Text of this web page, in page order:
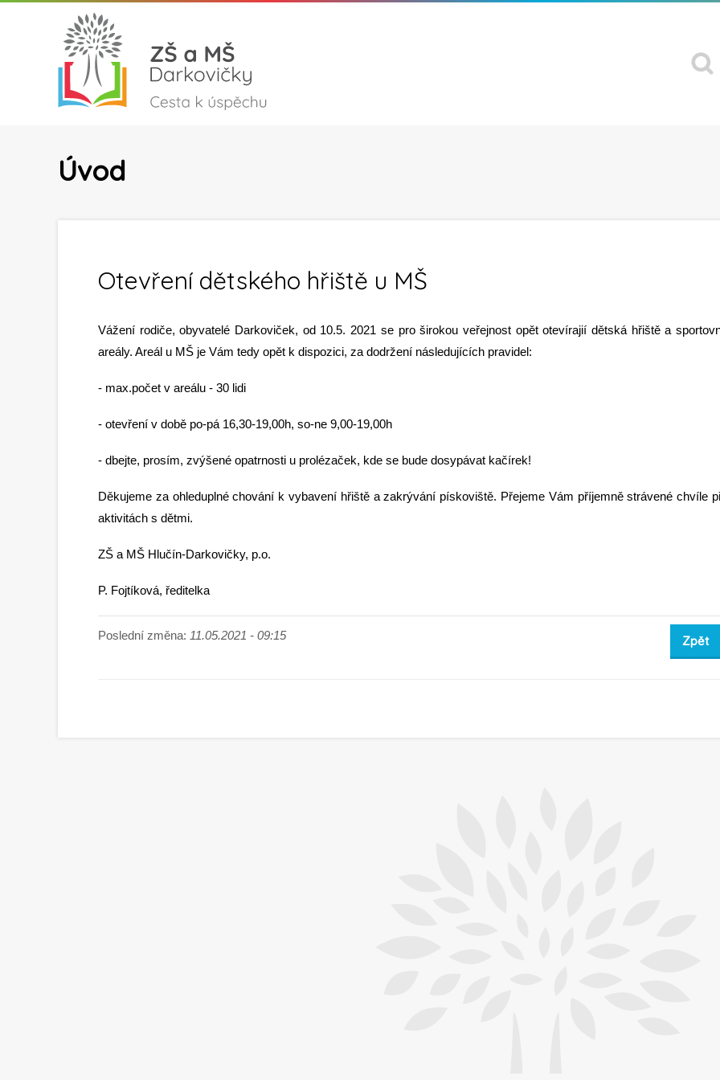
Úvod
Otevření dětského hřiště u MŠ
Vážení rodiče, obyvatelé Darkoviček, od 10.5. 2021 se pro širokou veřejnost opět otevírajií dětská hřiště a
areály. Areál u MŠ je Vám tedy opět k dispozici, za dodržení následujících pravidel:
- max.počet v areálu - 30 lidi
- otevření v době po-pá 16,30-19,00h, so-ne 9,00-19,00h
- dbejte, prosím, zvýšené opatrnosti u prolézaček, kde se bude dosypávat kačírek!
Děkujeme za ohleduplné chování k vybavení hřiště a zakrývání pískoviště. Přejeme Vám příjemně strávené chvíle
aktivitách s dětmi.
ZŠ a MŠ Hlučín-Darkovičky, p.o.
P. Fojtíková, ředitelka
Poslední změna: 11.05.2021 - 09:15 Zpět